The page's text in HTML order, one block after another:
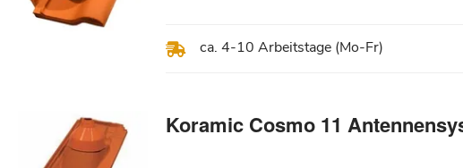
ca. 4-10 Arbeitstage (Mo-Fr)
Koramic Cosmo 11